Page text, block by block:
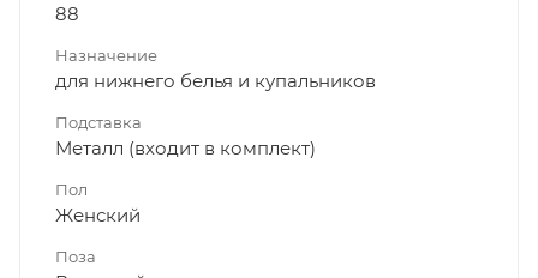
88
Назначение
для нижнего белья и купальников
Подставка
Металл (входит в комплект)
Пол
Женский
Поза